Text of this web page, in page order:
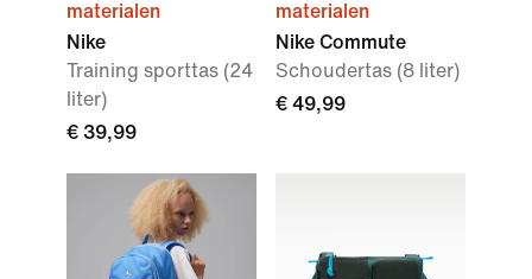
materialen
Nike
Training sporttas (24
liter)
€ 39,99
materialen
Nike Commute
Schoudertas (8 liter)
€ 49,99